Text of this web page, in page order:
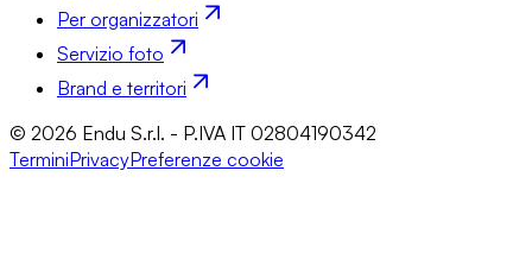
Per organizzatori
Servizio foto
Brand e territori
© 2026 Endu S.r.l. - P.IVA IT 02804190342
TerminiPrivacyPreferenze cookie